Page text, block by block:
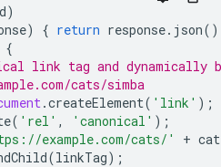
)
) { return response. json
{
link tag and dynamically
cats/simba
.createElement( 'link' );
( 'rel' , 'canonical' );
example.com/cats/' + cat
(linkTag);